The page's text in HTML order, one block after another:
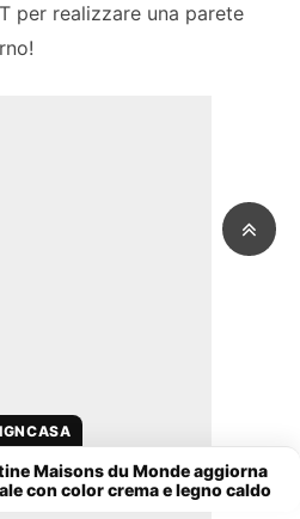
per realizzare una parete
Maisons du Monde aggiorna
con color crema e legno caldo